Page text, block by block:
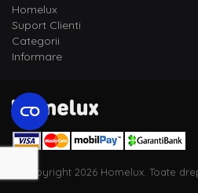
Homelux
Suport Clienti
Categorii
Informare
© Copyright 2026 Homelux. Toate